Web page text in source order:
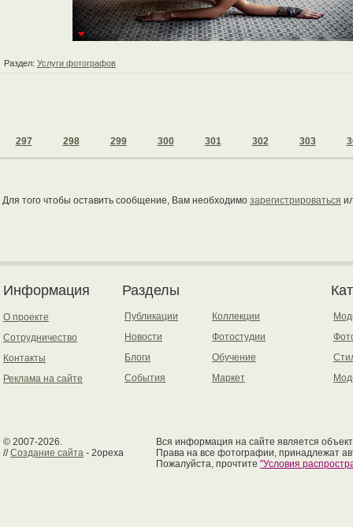
Раздел: Услуги фотографов
297 298 299 300 301 302 303
Для того чтобы оставить сообщение, Вам необходимо зарегистрироваться
Информация
О проекте
Сотрудничество
Контакты
Реклама на сайте
Разделы
Публикации
Новости
Блоги
События
Коллекции
Фотостудии
Обучение
Маркет
© 2007-2026.
//Создание сайта - 2opexa
Вся информация на сайте является
Права на все фотографии, принадлежат
Пожалуйста, прочтите "Условия